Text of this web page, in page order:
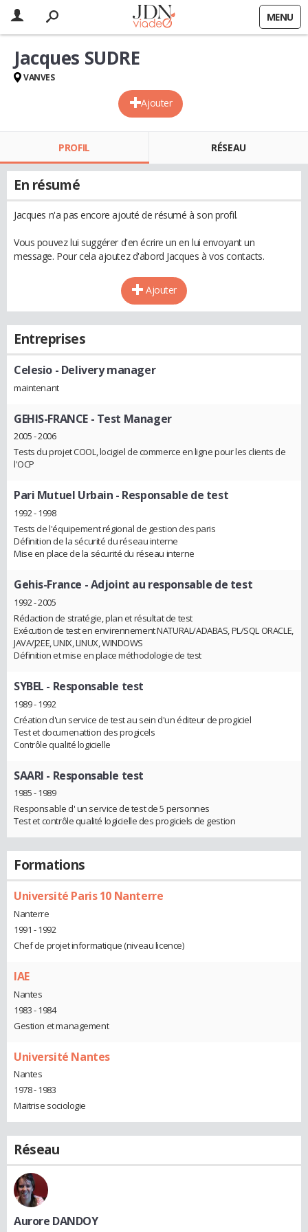
MENU
Ajouter
Jacques SUDRE
VANVES
PROFIL RÉSEAU
En résumé
Jacques n'a pas encore ajouté de résumé à son profil.
Vous pouvez lui suggérer d'en écrire un en lui envoyant un
message. Pour cela ajoutez d'abord Jacques à vos contacts.
Ajouter
Entreprises
Celesio - Delivery manager
maintenant
GEHIS-FRANCE- Test Manager
2005 - 2006
Tests du projet COOL, locigiel de commerce en ligne pour les clients de
l'OCP
Pari Mutuel Urbain - Responsable de test
1992 - 1998
Tests de l'équipement régional de gestion des paris
Définition de la sécurité du réseau interne
Mise en place de la sécurité du réseau interne
Gehis-France - Adjoint au responsable de test
1992 - 2005
Rédaction de stratégie, plan et résultat de test
Exécution de test en envirennement NATURAL/ADABAS, PL/SQL ORACLE,
JAVA/J2EE, UNIX, LINUX, WINDOWS
Définition et mise en place méthodologie de test
SYBEL - Responsable test
1989 - 1992
Création d'un service de test au sein d'un éditeur de progiciel
Test et documenattion des progicels
Contrôle qualité logicielle
SAARI - Responsable test
1985 - 1989
Responsable d' un service de test de 5 personnes
Test et contrôle qualité logicielle des progiciels de gestion
Formations
Université Paris 10 Nanterre
Nanterre
1991 - 1992
Chef de projet informatique (niveau licence)
IAE
Nantes
1983 - 1984
Gestion et management
Université Nantes
Nantes
1978 - 1983
Maitrise sociologie
Réseau
Aurore DANDOY